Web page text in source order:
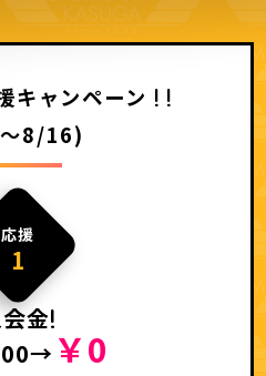
キャンペーン
8/16)
応援
1
金
￥0